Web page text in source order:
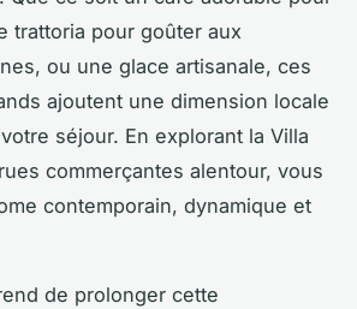
trattoria pour goûter aux
ou une glace artisanale, ces
ajoutent une dimension locale
séjour. En explorant la Villa
commerçantes alentour, vous
contemporain, dynamique et
de prolonger cette